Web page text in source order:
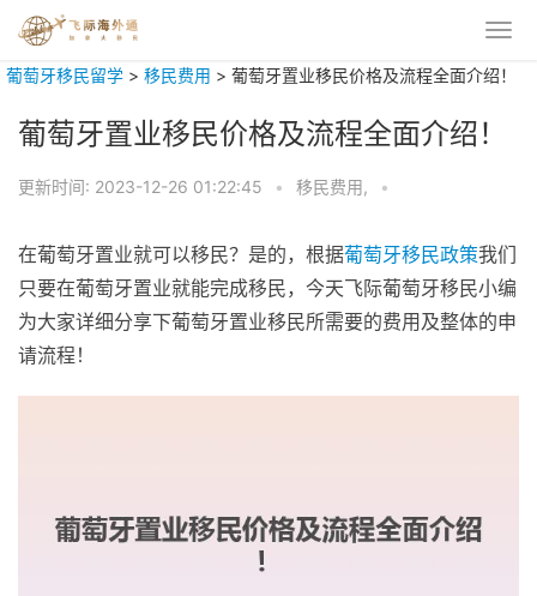
葡萄牙移民留学 > 移民费用 > 葡萄牙置业移民价格及流程全面介绍！
葡萄牙置业移民价格及流程全面介绍！
更新时间: 2023-12-26 01:22:45 • 移民费用, •
在葡萄牙置业就可以移民？是的，根据葡萄牙移民政策我们
只要在葡萄牙置业就能完成移民，今天飞际葡萄牙移民小编
为大家详细分享下葡萄牙置业移民所需要的费用及整体的申
请流程！